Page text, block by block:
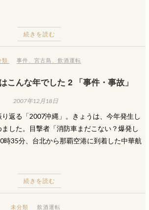
続きを読む
類 事件 、宮古島 、飲酒運転
こんな年でした 2 「事件・事故」
2007年12月18日
返る「2007沖縄」。きょうは、今年発生し
した。目撃者「消防車まだこない？爆発し
時35分、台北から那覇空港に到着した中華航
続きを読む
未分類 飲酒運転